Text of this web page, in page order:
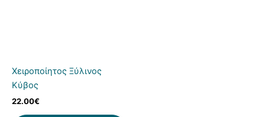
Χειροποίητος Ξύλινος
Κύβος
22.00€